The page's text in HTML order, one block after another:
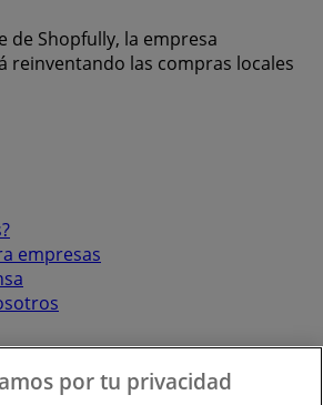
de Shopfully, la empresa
reinventando las compras locales
empresas
por tu privacidad